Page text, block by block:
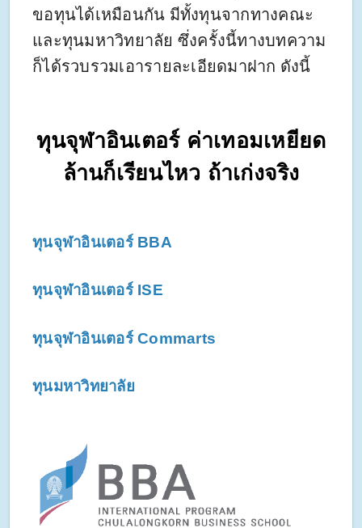
ขอทุนได้เหมือนกัน มีทั้งทุนจากทางคณะ
และทุนมหาวิทยาลัย ซึ่งครั้งนี้ทางบทความ
ก็ได้รวบรวมเอารายละเอียดมาฝาก ดังนี้
ทุนจุฬาอินเตอร์ ค่าเทอมเหยียด
ล้านก็เรียนไหว ถ้าเก่งจริง
ทุนจุฬาอินเตอร์ BBA
ทุนจุฬาอินเตอร์ ISE
ทุนจุฬาอินเตอร์ Commarts
ทุนมหาวิทยาลัย